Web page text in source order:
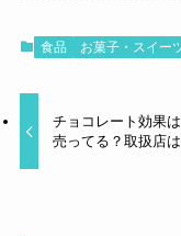
食品 お菓子・スイー
チョコレート効果
売ってる？取扱店